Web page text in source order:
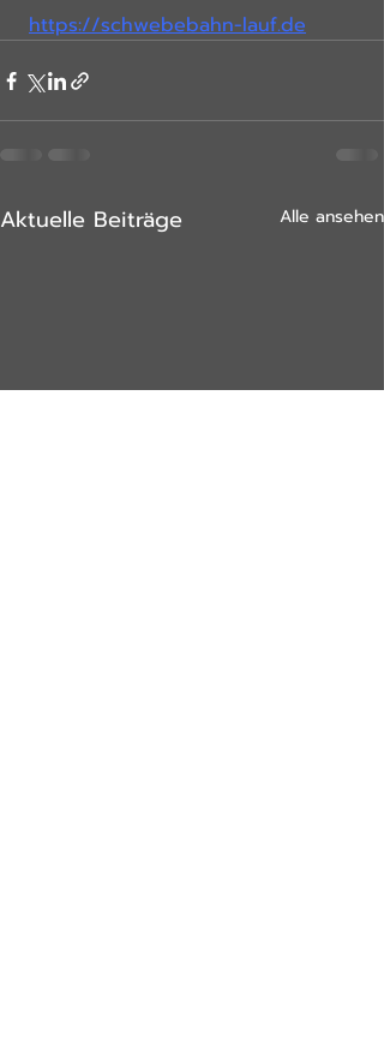
https://schwebebahn-lauf.de
Aktuelle Beiträge Alle ansehen